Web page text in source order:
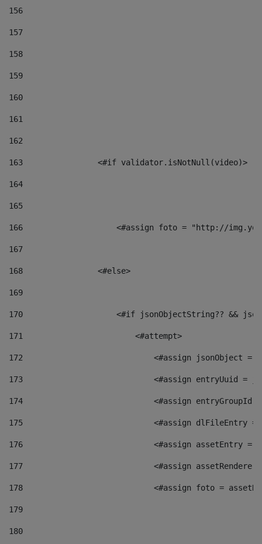
156
157
158
159
160
161
162
163
                <#if validator.isNotNull(video)>
164
165
166
<#assign foto = "http://
167
168
                <#else>
169
170
<#if jsonObjectString?? &&
171
                        <#attempt>
172
<#assign jsonObject =
173
<#assign entryUuid =
174
<#assign entryGroupId
175
<#assign dlFileEntry
176
<#assign assetEntry =
177
<#assign
178
<#assign foto =
179
180